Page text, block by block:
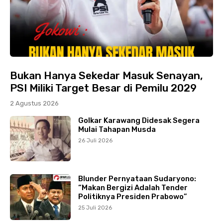
Bukan Hanya Sekedar Masuk Senayan,
PSI Miliki Target Besar di Pemilu 2029
2 Agustus 2026
Golkar Karawang Didesak Segera
Mulai Tahapan Musda
26 Juli 2026
Blunder Pernyataan Sudaryono:
“Makan Bergizi Adalah Tender
Politiknya Presiden Prabowo”
25 Juli 2026